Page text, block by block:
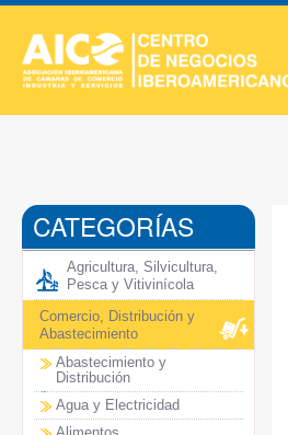
CATEGORÍAS
Agricultura, Silvicultura,
Pesca y Vitivinícola
Comercio, Distribución y
Abastecimiento
Abastecimiento y
Distribución
Agua y Electricidad